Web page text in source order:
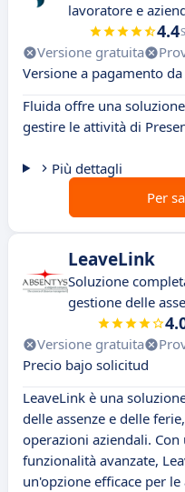
lavoratore e
4.4
Versione gratuita
Versione a pagamento da
Fluida offre una
gestire le attività di
Più dettagli
Per
LeaveLink
Soluzione
gestione delle
Versione gratuita
Precio bajo solicitud
LeaveLink è una
delle assenze e delle
operazioni aziendali.
funzionalità avanzate,
un'opzione efficace per